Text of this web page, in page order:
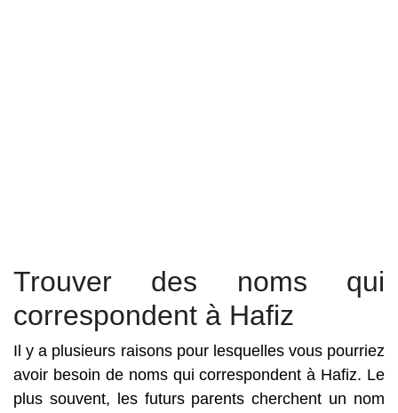
Trouver des noms qui
correspondent à Hafiz
Il y a plusieurs raisons pour lesquelles vous pourriez
avoir besoin de noms qui correspondent à Hafiz. Le
plus souvent, les futurs parents cherchent un nom